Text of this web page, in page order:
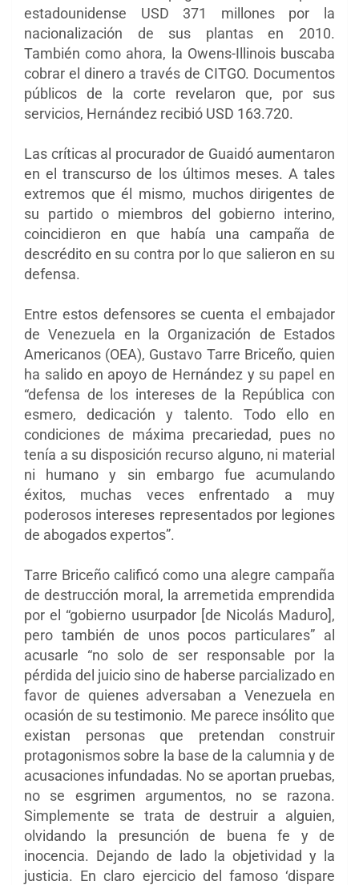
estadounidense USD 371 millones por la
nacionalización de sus plantas en 2010.
También como ahora, la Owens-Illinois buscaba
cobrar el dinero a través de CITGO. Documentos
públicos de la corte revelaron que, por sus
servicios, Hernández recibió USD 163.720.
Las críticas al procurador de Guaidó aumentaron
en el transcurso de los últimos meses. A tales
extremos que él mismo, muchos dirigentes de
su partido o miembros del gobierno interino,
coincidieron en que había una campaña de
descrédito en su contra por lo que salieron en su
defensa.
Entre estos defensores se cuenta el embajador
de Venezuela en la Organización de Estados
Americanos (OEA), Gustavo Tarre Briceño, quien
ha salido en apoyo de Hernández y su papel en
“defensa de los intereses de la República con
esmero, dedicación y talento. Todo ello en
condiciones de máxima precariedad, pues no
tenía a su disposición recurso alguno, ni material
ni humano y sin embargo fue acumulando
éxitos, muchas veces enfrentado a muy
poderosos intereses representados por legiones
de abogados expertos”.
Tarre Briceño calificó como una alegre campaña
de destrucción moral, la arremetida emprendida
por el “gobierno usurpador [de Nicolás Maduro],
pero también de unos pocos particulares” al
acusarle “no solo de ser responsable por la
pérdida del juicio sino de haberse parcializado en
favor de quienes adversaban a Venezuela en
ocasión de su testimonio. Me parece insólito que
existan personas que pretendan construir
protagonismos sobre la base de la calumnia y de
acusaciones infundadas. No se aportan pruebas,
no se esgrimen argumentos, no se razona.
Simplemente se trata de destruir a alguien,
olvidando la presunción de buena fe y de
inocencia. Dejando de lado la objetividad y la
justicia. En claro ejercicio del famoso ‘dispare